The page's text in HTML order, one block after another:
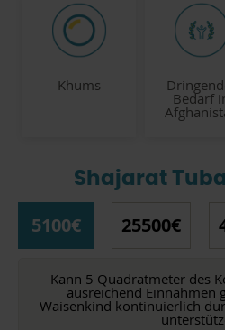
Khums
Bedarf
Shajarat
5100€ 25500€
Kann 5 Quadratmeter des
ausreichend Einnahmen
Waisenkind kontinuierlich